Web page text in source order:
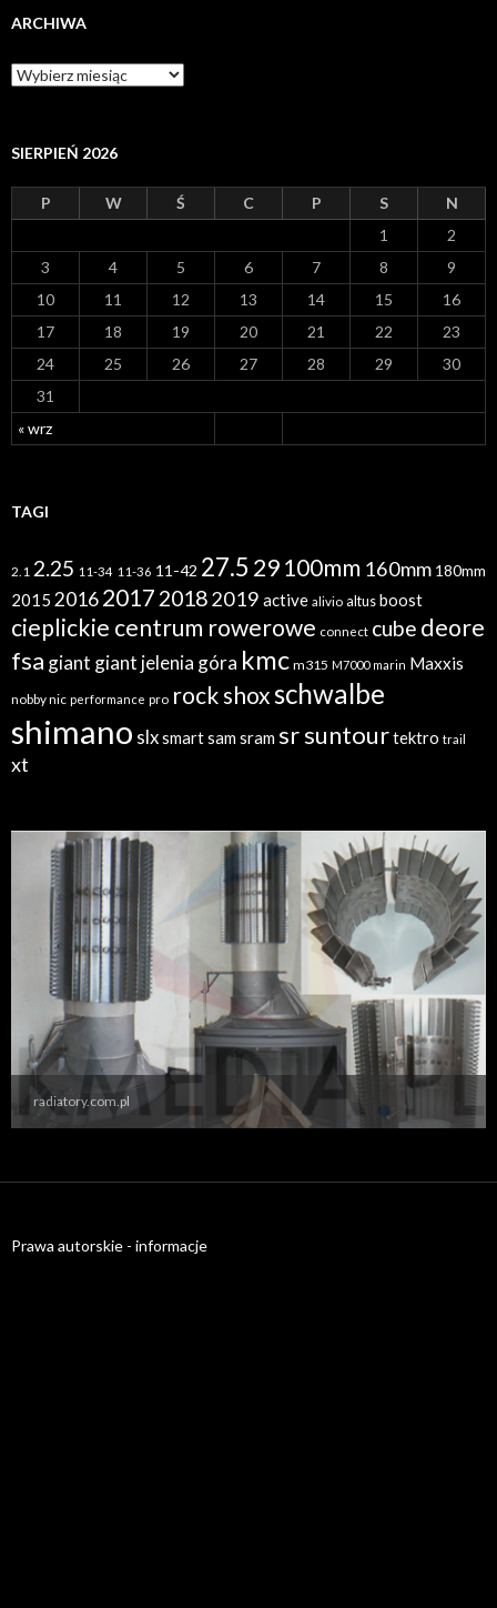
ARCHIWA
A
r
i
a
SIERPIEŃ 2026
P W Ś C P S N
« wrz
1
2
3
4 5 6 7 8
9
10
11 12 13 14 15
16
17
18 19 20 21 22
23
24
25 26 27 28 29
30
31
TAGI
2.1 2.25 11-34 11-36 11-42 27.5 29 100mm 160mm 180mm
2015 20162017 20182019 active alivio altus boost
cieplickie centrum rowerowe connect cube deore
fsa giant giant jelenia góra kmc m315 M7000 marin Maxxis
nobby nic performance pro rock shoxschwalbe
shimano slxsmart sam sramsr suntourtektro trail
xt
radiatory.com.pl
Prawa autorskie - informacje